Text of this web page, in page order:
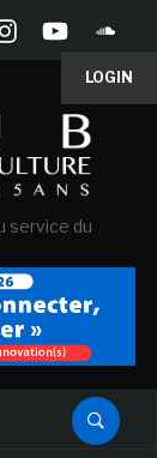
LOGIN
service du